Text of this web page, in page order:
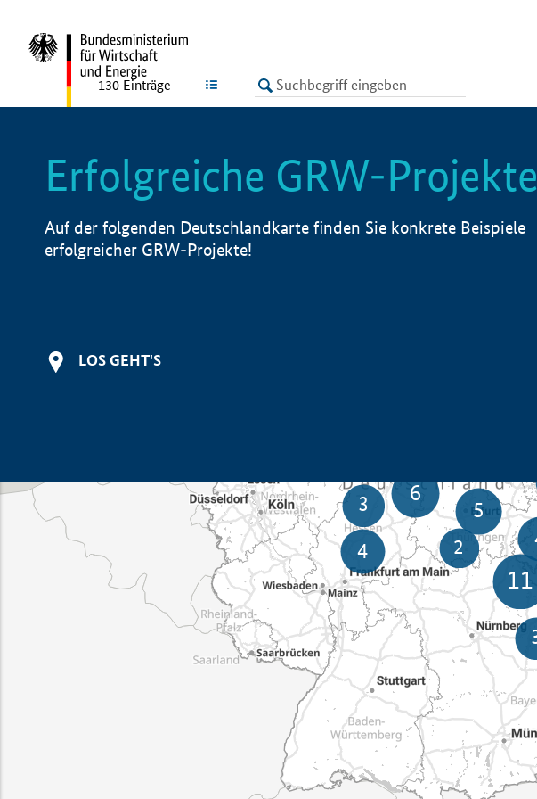
LISTE
130 Einträge
Erfolgreiche GRW-Projekte
Auf der folgenden Deutschlandkarte finden Sie konkrete Beispiele
erfolgreicher GRW-Projekte!
LOS GEHT'S